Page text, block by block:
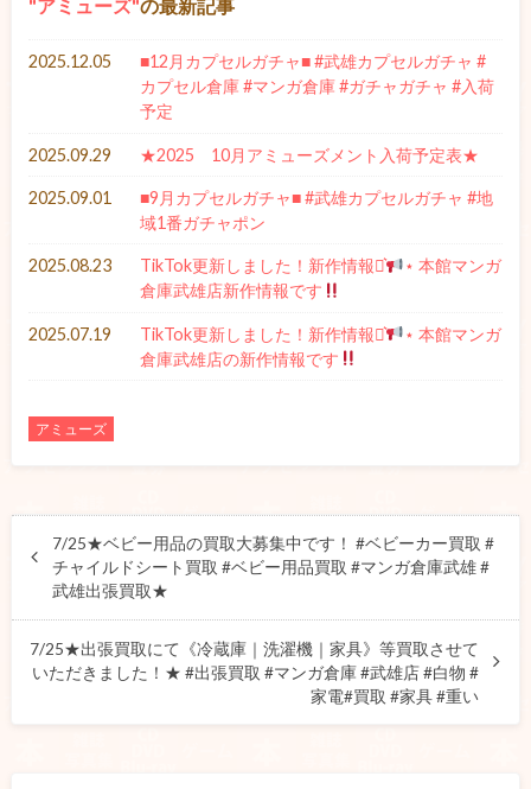
アミューズ の最新記事
2025.12.05
■12月カプセルガチャ■ #武雄カプセルガチャ #
カプセル倉庫 #マンガ倉庫 #ガチャガチャ #入荷
予定
2025.09.29 ★2025 10月アミューズメント入荷予定表★
2025.09.01
■9月カプセルガチャ■ #武雄カプセルガチャ #地
域1番ガチャポン
2025.08.23 TikTok更新しました！新作情報⋆͛
⋆ 本館マンガ
倉庫武雄店新作情報です
2025.07.19 TikTok更新しました！新作情報⋆͛
⋆ 本館マンガ
倉庫武雄店の新作情報です
アミューズ
7/25★ベビー用品の買取大募集中です！ #ベビーカー買取 #
チャイルドシート買取 #ベビー用品買取 #マンガ倉庫武雄 #
武雄出張買取★
7/25★出張買取にて《冷蔵庫｜洗濯機｜家具》等買取させて
いただきました！★ #出張買取 #マンガ倉庫 #武雄店 #白物 #
家電#買取 #家具 #重い